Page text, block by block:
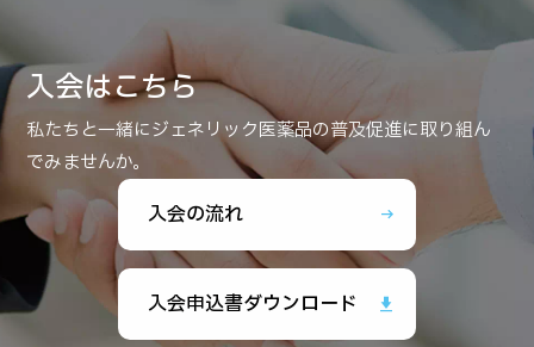
入会はこちら
私たちと一緒にジェネリック医薬品の普及促進に取り組ん
でみませんか。
入会の流れ arrow_right_alt
入会申込書ダウンロード download_2